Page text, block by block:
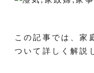
この記事では、家
ついて詳しく解説